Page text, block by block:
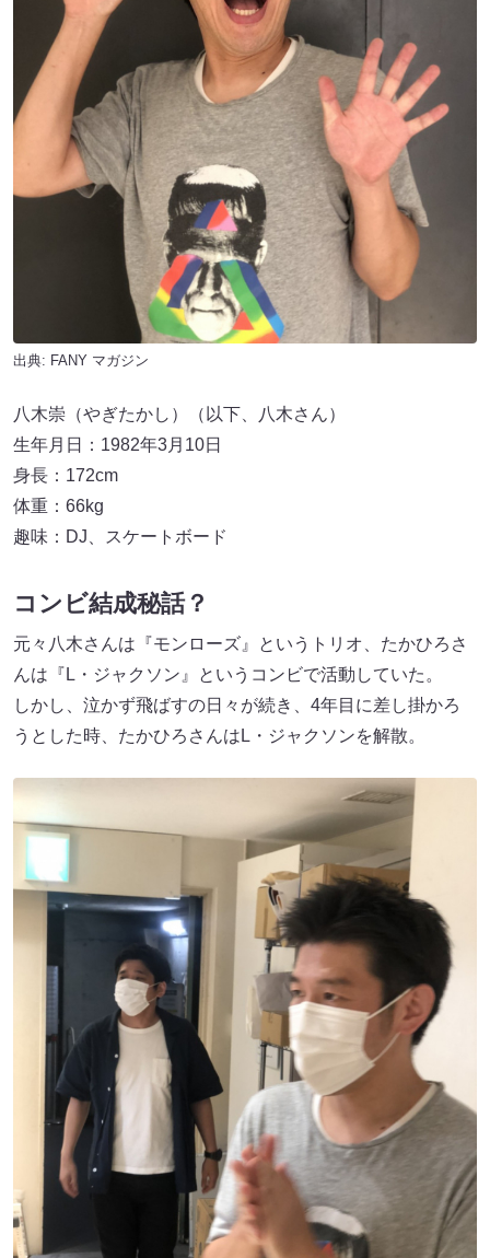
出典: FANY マガジン
八木崇（やぎたかし）（以下、八木さん）
生年月日：1982年3月10日
身長：172cm
体重：66kg
趣味：DJ、スケートボード
コンビ結成秘話？
元々八木さんは『モンローズ』というトリオ、たかひろさ
んは『L・ジャクソン』というコンビで活動していた。
しかし、泣かず飛ばすの日々が続き、4年目に差し掛かろ
うとした時、たかひろさんはL・ジャクソンを解散。